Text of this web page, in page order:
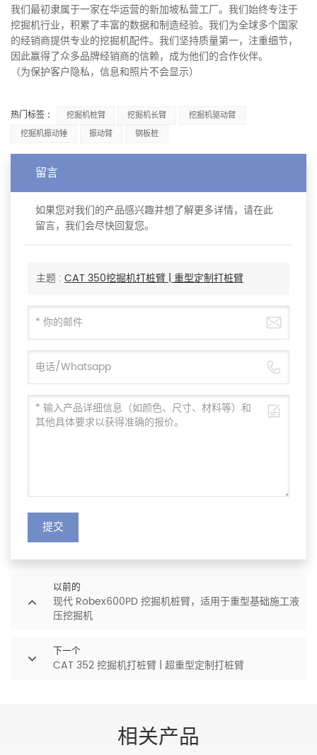
我们最初隶属于一家在华运营的新加坡私营工厂。我们始终专注于
挖掘机行业，积累了丰富的数据和制造经验。我们为全球多个国家
的经销商提供专业的挖掘机配件。我们坚持质量第一，注重细节，
因此赢得了众多品牌经销商的信赖，成为他们的合作伙伴。
（为保护客户隐私，信息和照片不会显示）
热门标签 : 挖掘机桩臂 挖掘机长臂
挖掘机驱动臂
挖掘机振动锤
振动臂 钢板桩
留言
如果您对我们的产品感兴趣并想了解更多详情，请在此
留言，我们会尽快回复您。
主题 : CAT 350挖掘机打桩臂 | 重型定制打桩臂
提交
以前的
现代 Robex600PD 挖掘机桩臂，适用于重型基础施工液
压挖掘机
下一个
CAT 352 挖掘机打桩臂 | 超重型定制打桩臂
相关产品